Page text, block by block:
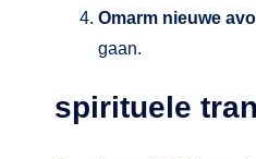
Omarm nieuwe
gaan.
spirituele